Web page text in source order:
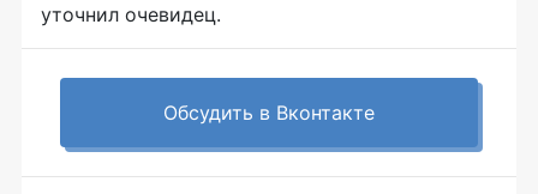
уточнил очевидец.
Обсудить в Вконтакте